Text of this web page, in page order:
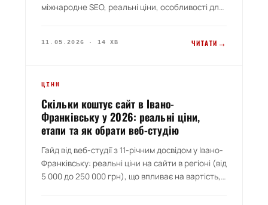
міжнародне SEO, реальні ціни, особливості для
помилок при просуванні в регіоні.
11.05.2026 · 14 ХВ ЧИТАТИ →
ЦІНИ
Скільки коштує сайт в Івано-
Франківську у 2026: реальні ціни,
етапи та як обрати веб-студію
Гайд від веб-студії з 11-річним досвідом у Івано-
Франківську: реальні ціни на сайти в регіоні (від
5 000 до 250 000 грн), що впливає на вартість,